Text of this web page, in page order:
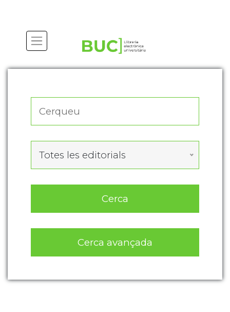
Totes les editorials
Cerca
Cerca avançada